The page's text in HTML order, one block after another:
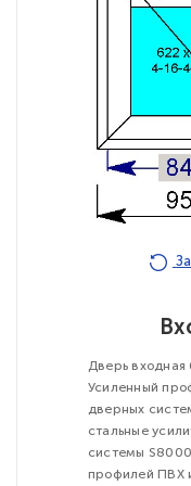
Дверь
Усиленный
дверных
стальные
системы
профилей ПВХ